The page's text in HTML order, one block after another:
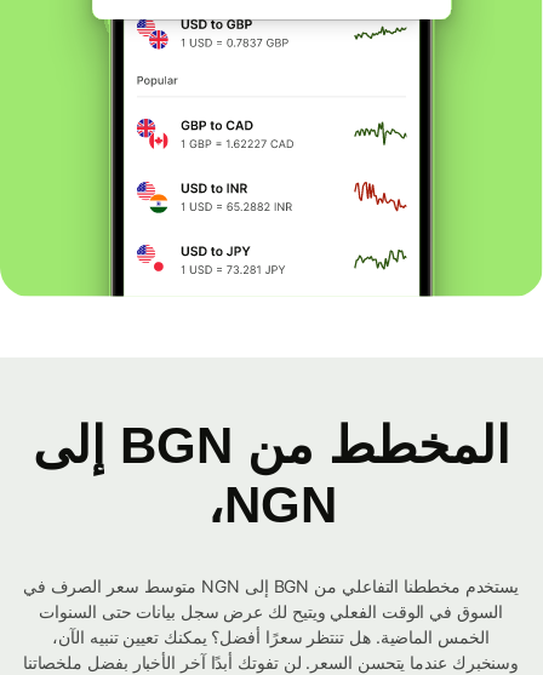
المخطط من BGN إلى
NGN،
يستخدم مخططنا التفاعلي من BGN إلى NGN متوسط ​​سعر الصرف في
السوق في الوقت الفعلي ويتيح لك عرض سجل بيانات حتى السنوات
الخمس الماضية. هل تنتظر سعرًا أفضل؟ يمكنك تعيين تنبيه الآن،
وسنخبرك عندما يتحسن السعر. لن تفوتك أبدًا آخر الأخبار بفضل ملخصاتنا